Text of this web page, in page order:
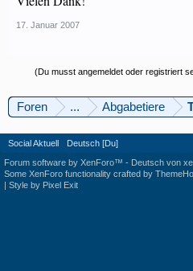
17. Januar 2007
(Du musst angemeldet oder registriert
Foren ... Abgabetiere
Social Aktuell Deutsch [Du]
Forum software by XenForo™ - Deutsch von
Some XenForo functionality crafted by
| Style by Pixel Exit